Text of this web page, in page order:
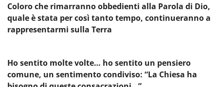
Coloro che rimarranno obbedienti alla Parola di Dio,
quale è stata per così tanto tempo, continueranno a
rappresentarmi sulla Terra
Ho sentito molte volte… ho sentito un pensiero
comune, un sentimento condiviso: “La Chiesa ha